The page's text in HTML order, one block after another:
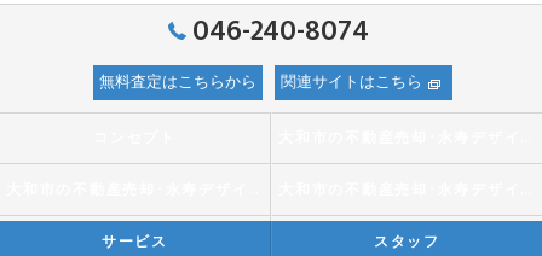
046-240-8074
無料査定はこちらから 関連サイトはこちら
サービス スタッフ